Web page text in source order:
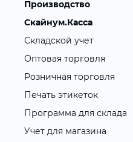
Производство
Скайнум.Касса
Складской учет
Оптовая торговля
Розничная торговля
Печать этикеток
Программа для склада
Учет для магазина